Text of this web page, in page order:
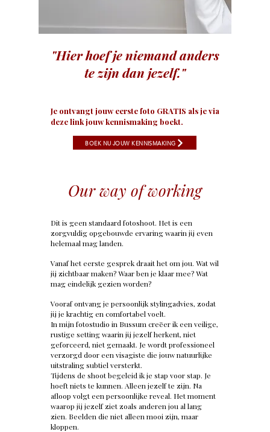
"Hier hoef je niemand anders
te zijn dan jezelf."
Je ontvangt jouw eerste foto GRATIS als je via
deze link jouw kennismaking boekt.
BOEK NU JOUW KENNISMAKING
Our way of working
Dit is geen standaard fotoshoot. Het is een
zorgvuldig opgebouwde ervaring waarin jij even
helemaal mag landen.
Vanaf het eerste gesprek draait het om jou. Wat wil
jij zichtbaar maken? Waar ben je klaar mee? Wat
mag eindelijk gezien worden?
Vooraf ontvang je persoonlijk stylingadvies, zodat
jij je krachtig en comfortabel voelt.
In mijn fotostudio in Bussum creëer ik een veilige,
rustige setting waarin jij jezelf herkent, niet
geforceerd, niet gemaakt. Je wordt professioneel
verzorgd door een visagiste die jouw natuurlijke
uitstraling subtiel versterkt.
Tijdens de shoot begeleid ik je stap voor stap. Je
hoeft niets te kunnen. Alleen jezelf te zijn. Na
afloop volgt een persoonlijke reveal. Het moment
waarop jij jezelf ziet zoals anderen jou al lang
zien. Beelden die niet alleen mooi zijn, maar
kloppen.